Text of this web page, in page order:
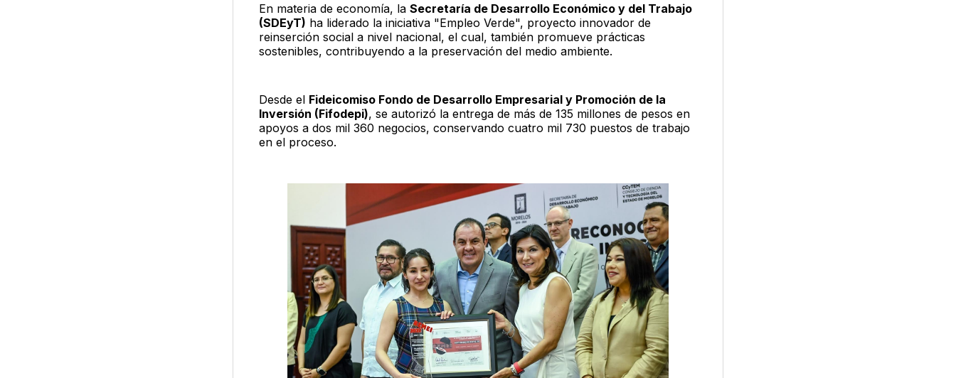
En materia de economía, la Secretaría de Desarrollo Económico y del Trabajo
(SDEyT) ha liderado la iniciativa "Empleo Verde", proyecto innovador de
reinserción social a nivel nacional, el cual, también promueve prácticas
sostenibles, contribuyendo a la preservación del medio ambiente.
Desde el Fideicomiso Fondo de Desarrollo Empresarial y Promoción de la
Inversión (Fifodepi), se autorizó la entrega de más de 135 millones de pesos en
apoyos a dos mil 360 negocios, conservando cuatro mil 730 puestos de trabajo
en el proceso.